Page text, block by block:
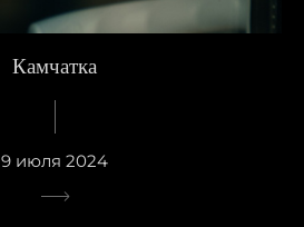
Камчатка
9 июля 2024